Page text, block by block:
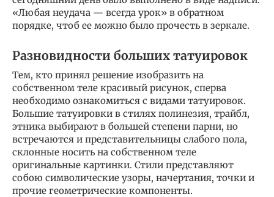
«Любая неудача — всегда урок» в обратном
порядке, чтоб ее можно было прочесть в зеркале.
Разновидности больших татуировок
Тем, кто принял решение изобразить на
собственном теле красивый рисунок, сперва
необходимо ознакомиться с видами татуировок.
Большие татуировки в стилях полинезия, трайбл,
этника выбирают в большей степени парни, но
встречаются и представительницы слабого пола,
склонные носить на собственном теле
оригинальные картинки. Стили представляют
собою символические узоры, начертания, точки и
прочие геометрические компоненты.